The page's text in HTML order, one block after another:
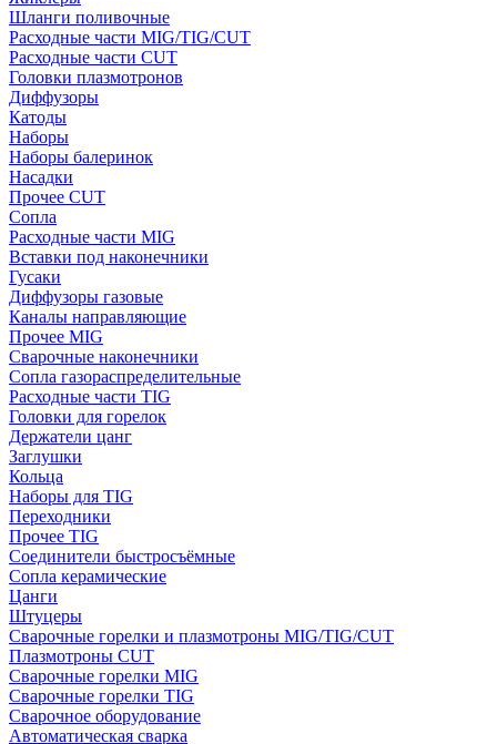
Шланги поливочные
Расходные части MIG/TIG/CUT
Расходные части CUT
Головки плазмотронов
Диффузоры
Катоды
Наборы
Наборы балеринок
Насадки
Прочее CUT
Сопла
Расходные части MIG
Вставки под наконечники
Гусаки
Диффузоры газовые
Каналы направляющие
Прочее MIG
Сварочные наконечники
Сопла газораспределительные
Расходные части TIG
Головки для горелок
Держатели цанг
Заглушки
Кольца
Наборы для TIG
Переходники
Прочее TIG
Соединители быстросъёмные
Сопла керамические
Цанги
Штуцеры
Сварочные горелки и плазмотроны MIG/TIG/CUT
Плазмотроны CUT
Сварочные горелки MIG
Сварочные горелки TIG
Сварочное оборудование
Автоматическая сварка